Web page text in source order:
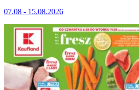
07.08 - 15.08.2026